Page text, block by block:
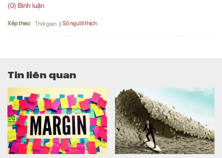
(0) Bình luận
Xếp theo: Thời gian Số người thích
Tin liên quan